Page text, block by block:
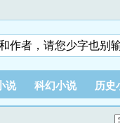
说 科幻小说 历史